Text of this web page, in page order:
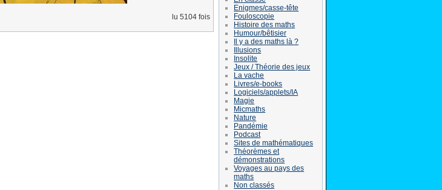
lu 5104 fois
Enigmes/casse-tête
Fouloscopie
Histoire des maths
Humour/bêtisier
Il y a des maths là ?
Illusions
Insolite
Jeux / Théorie des jeux
La vache
Livres/e-books
Logiciels/applets/IA
Magie
Micmaths
Nature
Pandémie
Podcast
Sites de mathématiques
Théorèmes et
démonstrations
Voyages au pays des
maths
Non classés